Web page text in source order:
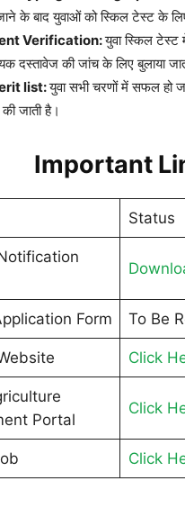
के बाद युवाओं को स्किल टेस्ट के लिए
Verification:युवा स्किल
दस्तावेज की जांच के लिए बुलाया
list:युवा सभी चरणों में सफल हो
जाती है।
Important
Status
Form To Be
Click
Portal
Click
Click